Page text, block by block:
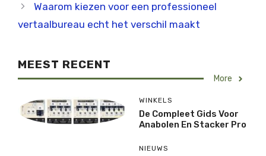
Waarom kiezen voor een professioneel
vertaalbureau echt het verschil maakt
MEEST RECENT
More
WINKELS
De Compleet Gids Voor
Anabolen En Stacker Pro
NIEUWS